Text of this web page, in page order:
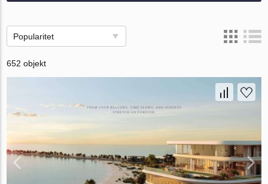
Popularitet
652 objekt